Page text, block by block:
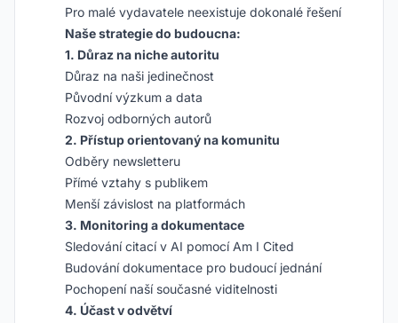
Pro malé vydavatele neexistuje dokonalé řešení
Naše strategie do budoucna:
1. Důraz na niche autoritu
Důraz na naši jedinečnost
Původní výzkum a data
Rozvoj odborných autorů
2. Přístup orientovaný na komunitu
Odběry newsletteru
Přímé vztahy s publikem
Menší závislost na platformách
3. Monitoring a dokumentace
Sledování citací v AI pomocí Am I Cited
Budování dokumentace pro budoucí jednání
Pochopení naší současné viditelnosti
4. Účast v odvětví